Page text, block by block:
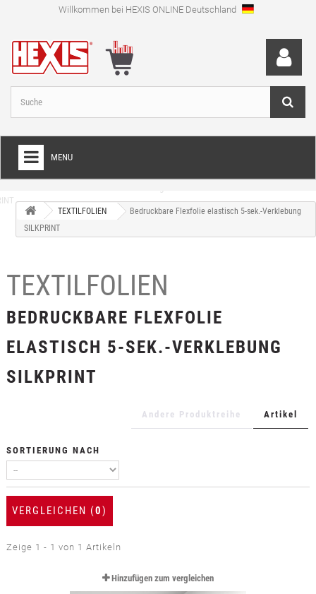
Willkommen bei HEXIS ONLINE Deutschland
MENU
FOLIEN FÜR VOLLVERKLEBUNGEN
SPEZIALFOLIEN
ZUBEHÖR
TEXTILFOLIEN
Bedruckbare Flexfolie elastisch 5-sek.-Verklebung
SILKPRINT
TEXTILFOLIEN
BEDRUCKBARE FLEXFOLIE
ELASTISCH 5-SEK.-VERKLEBUNG
SILKPRINT
Artikel
Andere Produktreihe
SORTIERUNG NACH
VERGLEICHEN (0)
Zeige 1 - 1 von 1 Artikeln
Hinzufügen zum vergleichen